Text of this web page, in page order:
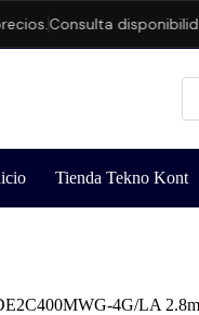
Consulta disponibilidad
Tienda Tekno Kont
4G/LA